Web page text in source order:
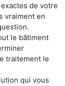
de votre
vraiment en
le bâtiment
traitement le
qui vous